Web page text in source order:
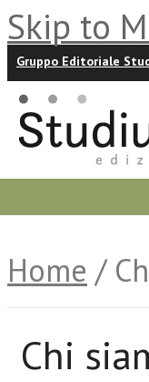
Skip to
Gruppo Editoriale
Home /
Chi